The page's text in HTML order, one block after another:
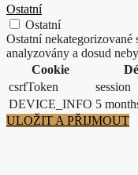
Ostatní
Ostatní
Ostatní
analyzovány a dosud
Cookie
csrfToken
session
DEVICE_INFO 5
ULOŽIT A PŘIJMOUT